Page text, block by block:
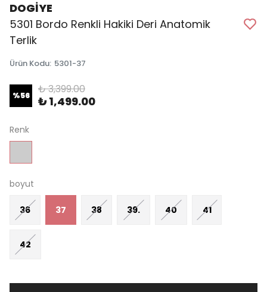
DOGİYE
5301 Bordo Renkli Hakiki Deri Anatomik
Terlik
Ürün Kodu: 5301-37
%56 ₺ 3,399.00
₺ 1,499.00
Renk
boyut
36 37 38 39. 40 41
42